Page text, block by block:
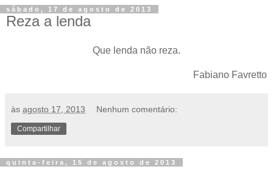
sábado, 17 de agosto de 2013
Reza a lenda
Que lenda não reza.
Fabiano Favretto
às agosto 17, 2013 Nenhum comentário:
Compartilhar
quinta-feira, 15 de agosto de 2013